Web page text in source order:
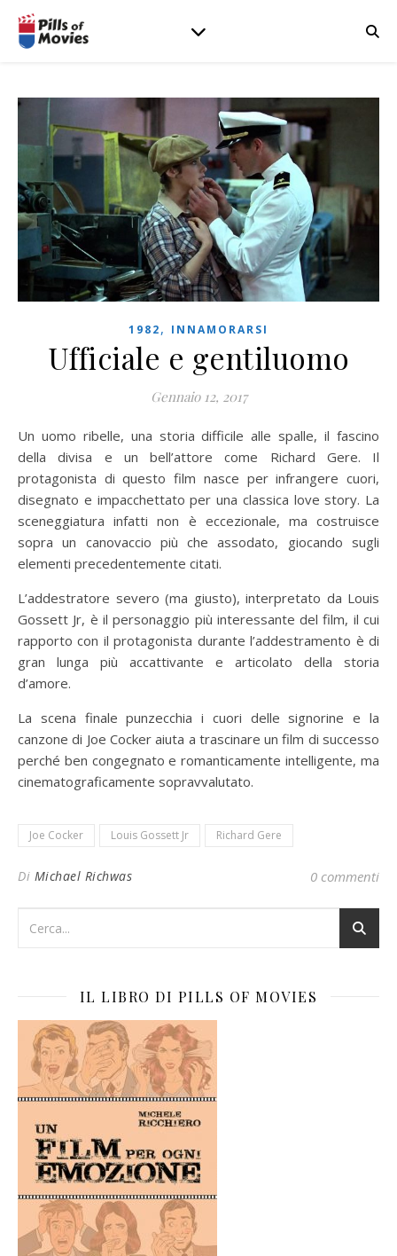
1982, INNAMORARSI
Ufficiale e gentiluomo
Gennaio 12, 2017
Un uomo ribelle, una storia difficile alle spalle, il fascino
della divisa e un bell’attore come Richard Gere. Il
protagonista di questo film nasce per infrangere cuori,
disegnato e impacchettato per una classica love story. La
sceneggiatura infatti non è eccezionale, ma costruisce
sopra un canovaccio più che assodato, giocando sugli
elementi precedentemente citati.
L’addestratore severo (ma giusto), interpretato da Louis
Gossett Jr, è il personaggio più interessante del film, il cui
rapporto con il protagonista durante l’addestramento è di
gran lunga più accattivante e articolato della storia
d’amore.
La scena finale punzecchia i cuori delle signorine e la
canzone di Joe Cocker aiuta a trascinare un film di successo
perché ben congegnato e romanticamente intelligente, ma
cinematograficamente sopravvalutato.
Joe Cocker Louis Gossett Jr Richard Gere
Di Michael Richwas 0 commenti
IL LIBRO DI PILLS OF MOVIES